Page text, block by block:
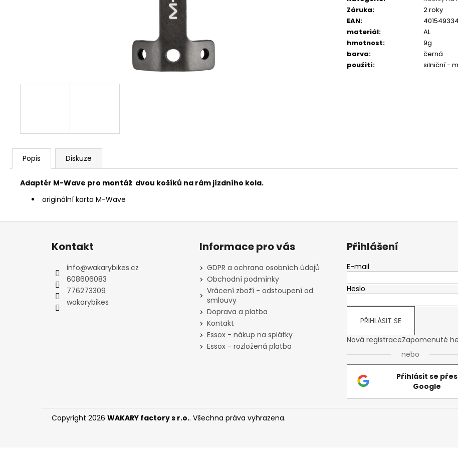
Záruka:
2 roky
EAN:
materiál:
AL
hmotnost:
9g
barva:
černá
použití: silniční -
Popis Diskuze
Adaptér M-Wave pro montáž dvou košíků na rám jízdního kola.
originální karta M-Wave
FAVORIT PÁNSKÝ - REDESIGN SPORT FAVORIT DÁMSKÝ - REDESIGN URBAN ESKA SKLÁDAČKA
BIKE BY WAKARY
19 400 Kč
Z
Kontakt
info@wakarybikes.cz
608606083
776273309
wakarybikes
Informace pro vás
GDPR a ochrana osobních údajů
Obchodní podmínky
Vrácení zboží - odstoupení od
smlouvy
Doprava a platba
Kontakt
Essox - nákup na splátky
Essox - rozložená platba
Přihlášení
E-mail
Heslo
PŘIHLÁSIT SE
Nová registraceZapomenuté
nebo
Přihlásit se přes
Google
Copyright 2026 WAKARY factory s r.o.. Všechna práva vyhrazena.